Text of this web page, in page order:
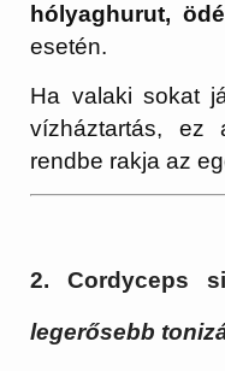
hólyaghurut,
esetén.
Ha valaki sokat
vízháztartás, ez
rendbe rakja az
2. Cordyceps
legerősebb